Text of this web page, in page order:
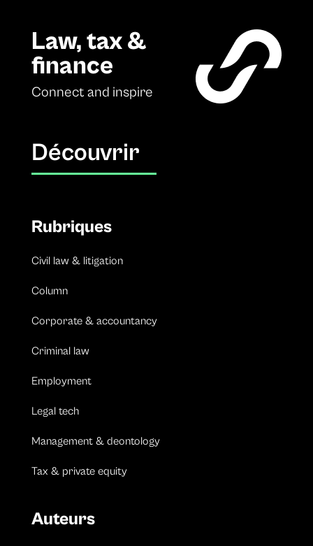
Law, tax &
finance
Connect and inspire
Découvrir
Rubriques
Civil law & litigation
Column
Corporate & accountancy
Criminal law
Employment
Legal tech
Management & deontology
Tax & private equity
Auteurs